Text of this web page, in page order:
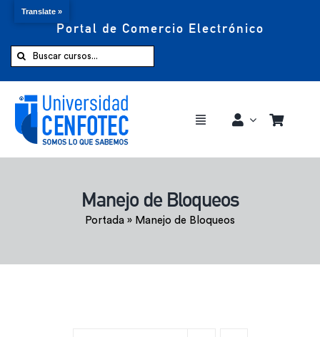
Portal de Comercio Electrónico
Buscar:
Toggle
Comprar ahora
Manejo de Bloqueos
Portada » Manejo de Bloqueos
Translate »